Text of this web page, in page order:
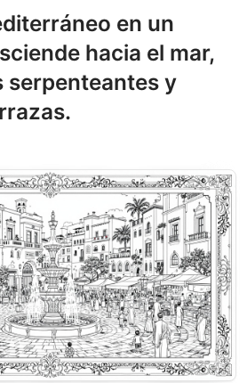
en un
hacia el mar,
serpenteantes y